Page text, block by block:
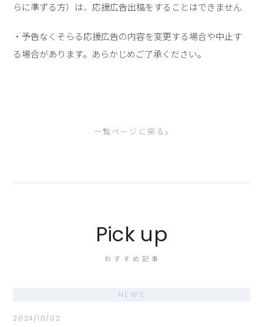
らに準ずる方）は、応援広告出稿をすることはできません
・予告なくそらる応援広告の内容を変更する場合や中止す
る場合があります。あらかじめご了承ください。
一覧ページに戻る ›
Pick up
おすすめ記事
NEWS
2024/10/02